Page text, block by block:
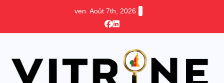
ven. Août 7th, 2026